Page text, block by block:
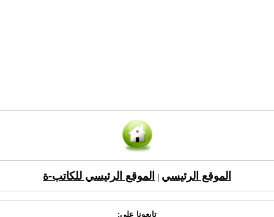
الموقع الرئيسي الموقع الرئيسي للكاتب-ة
تابعونا على: